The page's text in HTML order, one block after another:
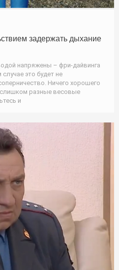
задержать дыхание
напряжены – фри-дайвинга
это будет не
Ничего хорошего
слишком разные весовые
и